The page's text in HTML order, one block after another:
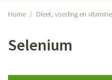
Home / Dieet, voeding en
Selenium